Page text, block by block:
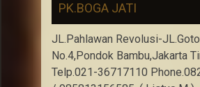
PK.BOGA JATI
JL.Pahlawan Revolusi-
No.4,Pondok Bambu,Jakarta
Telp.021-36717110